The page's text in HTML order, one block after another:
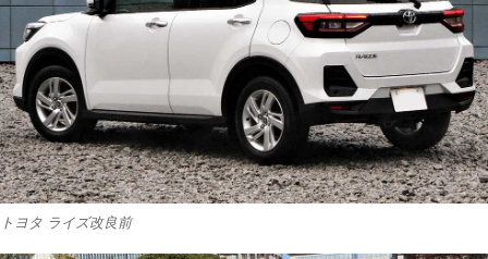
トヨタ ライズ改良前